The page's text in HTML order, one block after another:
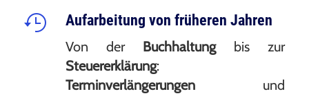
Aufarbeitung von früheren Jahren
Von der Buchhaltungbis zur
Steuererklärung:
Terminverlängerungen und